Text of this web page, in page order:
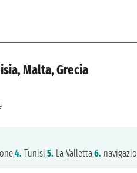
Malta, Grecia
4. Tunisi,5. La Valletta,6.